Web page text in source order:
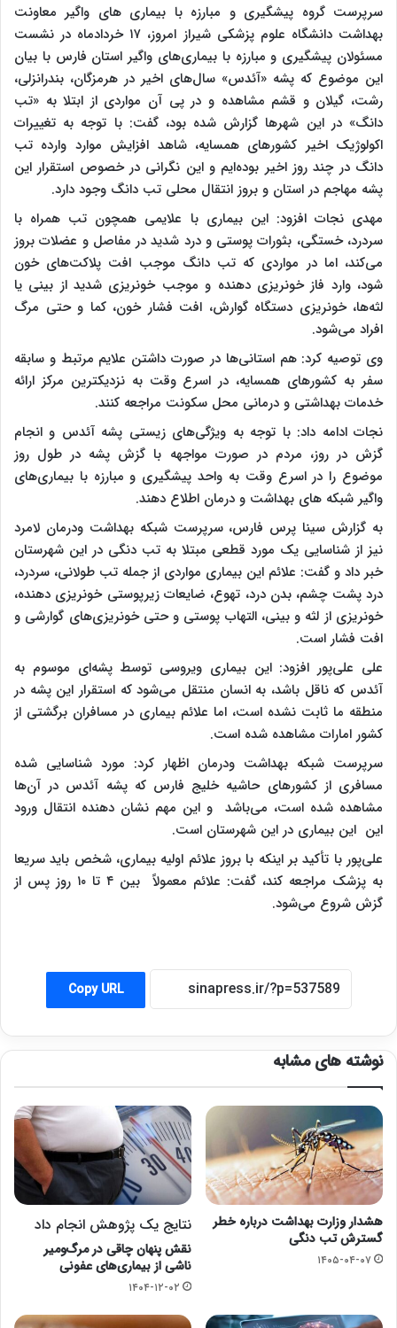
سرپرست گروه پیشگیری و مبارزه با بیماری های واگیر معاونت
بهداشت دانشگاه علوم پزشکی شیراز امروز، ۱۷ خردادماه در نشست
مسئولان پیشگیری و مبارزه با بیماری‌های واگیر استان فارس با بیان
این موضوع که پشه «آئدس» سال‌های اخیر در هرمزگان، بندرانزلی،
رشت، گیلان و قشم مشاهده و در پی آن مواردی از ابتلا به «تب
دانگ» در این شهرها گزارش شده بود، گفت: با توجه به تغییرات
اکولوژیک اخیر کشورهای همسایه، شاهد افزایش موارد وارده تب
دانگ در چند روز اخیر بوده‌ایم و این نگرانی در خصوص استقرار این
پشه مهاجم در استان و بروز انتقال محلی تب دانگ وجود دارد.
مهدی نجات افزود: این بیماری با علایمی همچون تب همراه با
سردرد، خستگی، بثورات پوستی و درد شدید در مفاصل و عضلات بروز
می‌کند، اما در مواردی که تب دانگ موجب افت پلاکت‌های خون
شود، وارد فاز خونریزی دهنده و موجب خونریزی شدید از بینی یا
لثه‌ها، خونریزی دستگاه گوارش، افت فشار خون، کما و حتی مرگ
افراد می‌شود.
وی توصیه کرد: هم استانی‌ها در صورت داشتن علایم مرتبط و سابقه
سفر به کشورهای همسایه، در اسرع وقت به نزدیکترین مرکز ارائه
خدمات بهداشتی و درمانی محل سکونت مراجعه کنند.
نجات ادامه داد: با توجه به ویژگی‌های زیستی پشه آئدس و انجام
گزش در روز، مردم در صورت مواجهه با گزش پشه در طول روز
موضوع را در اسرع وقت به واحد پیشگیری و مبارزه با بیماری‌های
واگیر شبکه های بهداشت و درمان اطلاع دهند.
به گزارش سینا پرس فارس، سرپرست شبکه بهداشت ودرمان لامرد
نیز از شناسایی یک مورد قطعی مبتلا به تب دنگی در این شهرستان
خبر داد و گفت: علائم این بیماری مواردی از جمله تب طولانی، سردرد،
درد پشت چشم، بدن درد، تهوع، ضایعات زیرپوستی خونریزی دهنده،
خونریزی از لثه و بینی، التهاب پوستی و حتی خونریزی‌های گوارشی و
افت فشار است.
علی علی‌پور افزود: این بیماری ویروسی توسط پشه‌ای موسوم به
آئدس که ناقل باشد، به انسان منتقل می‌شود که استقرار این پشه در
منطقه ما ثابت نشده است، اما علائم بیماری در مسافران برگشتی از
کشور امارات مشاهده شده است.
سرپرست شبکه بهداشت ودرمان اظهار کرد: مورد شناسایی شده
مسافری از کشورهای حاشیه خلیج فارس که پشه آئدس در آن‌ها
مشاهده شده است، می‌باشد و این مهم نشان دهنده انتقال ورود
این این بیماری در این شهرستان است.
علی‌پور با تأکید بر اینکه با بروز علائم اولیه بیماری، شخص باید سریعا
به پزشک مراجعه کند، گفت: علائم معمولاً بین ۴ تا ۱۰ روز پس از
گزش شروع می‌شود.
Copy URL
نوشته های مشابه
هشدار وزارت بهداشت درباره خطر
گسترش تب دنگی
۱۴۰۵-۰۴-۰۷
نتایج یک پژوهش انجام داد
نقش پنهان چاقی در مرگ‌ومیر
ناشی از بیماری‌های عفونی
۱۴۰۴-۱۲-۰۲